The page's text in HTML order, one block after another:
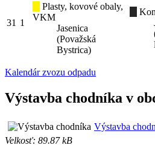
31 1
Plasty, kovové obaly,
VKM
Jasenica
(Považská
Bystrica)
Kalendár zvozu odpadu
Výstavba chodníka v
Výstavba
Velkosť: 89.87 kB